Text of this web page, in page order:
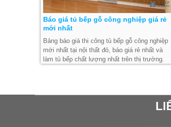
Báo giá tủ bếp gỗ công nghiệp giá rẻ
mới nhất
Bảng báo giá thi công tủ bếp gỗ công nghiệp
mới nhất tại nội thất đỏ, báo giá rẻ nhất và
làm tủ bếp chất lượng nhất trên thị trường.